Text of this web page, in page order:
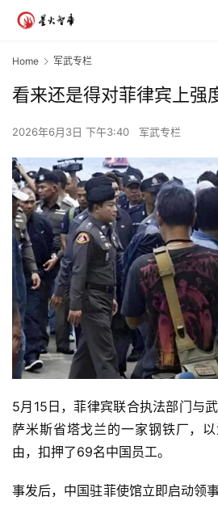
Home 军武专栏
看来还是得对菲律宾上强
2026年6月3日 下午3:40 军武专栏
5月15日，菲律宾联合执法部门与
萨米斯省塔戈兰的一家钢铁厂，
由，扣押了69名中国员工。
事发后，中国驻菲使馆立即启动领